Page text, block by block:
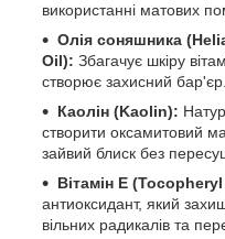
використанні матових
Олія соняшника
Oil): Збагачує шкіру
створює захисний бар'єр.
Каолін (Kaolin):
створити оксамитовий
зайвий блиск без
Вітамін Е
антиоксидант, який
вільних радикалів та